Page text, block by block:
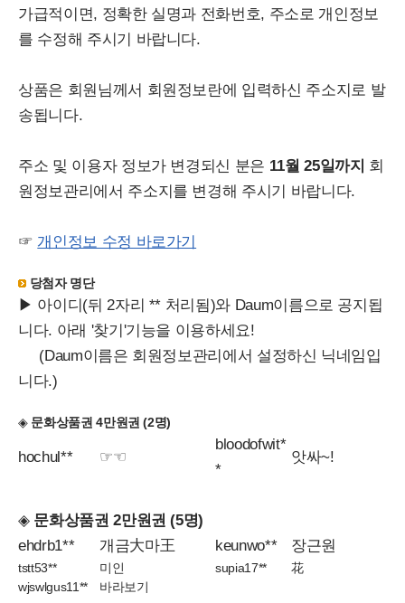
가급적이면, 정확한 실명과 전화번호, 주소로 개인정보
를 수정해 주시기 바랍니다.
상품은 회원님께서 회원정보란에 입력하신 주소지로 발
송됩니다.
주소 및 이용자 정보가 변경되신 분은 11월 25일까지 회
원정보관리에서 주소지를 변경해 주시기 바랍니다.
☞ 개인정보 수정 바로가기
당첨자 명단
▶ 아이디(뒤 2자리 ** 처리됨)와 Daum이름으로 공지됩
니다. 아래 '찾기'기능을 이용하세요!
(Daum이름은 회원정보관리에서 설정하신 닉네임입
니다.)
◈ 문화상품권 4만원권 (2명)
hochul** ☞☜
bloodofwit*
*
앗싸~!
◈ 문화상품권 2만원권 (5명)
ehdrb1**
개금大마王 keunwo** 장근원
tstt53** 미인 supia17**
花
wjswlgus11**
바라보기